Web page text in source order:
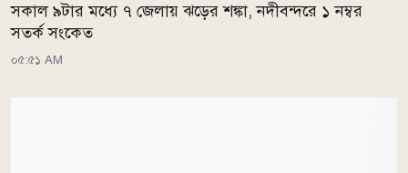
সকাল ৯টার মধ্যে ৭ জেলায় ঝড়ের শঙ্কা, নদীবন্দরে ১ নম্বর
সতর্ক সংকেত
০৫:৫১ AM